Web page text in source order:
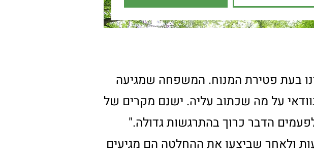
אך לפעמים הדבר אינו פשוט בכלל.
מפיהם. במקרים כאלה, הניסיון הרב
אך המצב הרגשי המאתגר אינו
כאלה.